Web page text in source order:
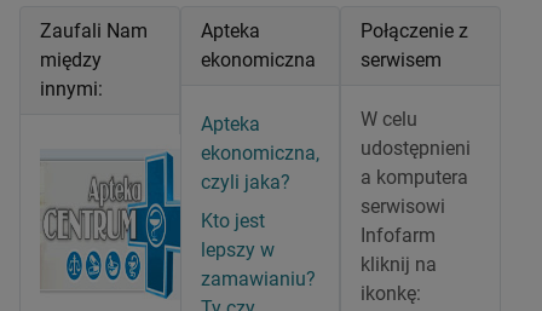
Zaufali Nam
między
innymi:
Apteka
ekonomiczna
Apteka
ekonomiczna,
czyli jaka?
Kto jest
lepszy w
zamawianiu?
Połączenie z
serwisem
W celu
udostępnieni
a komputera
serwisowi
Infofarm
kliknij na
ikonkę: